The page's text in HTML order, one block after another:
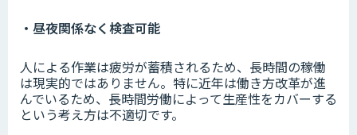
・昼夜関係なく検査可能
人による作業は疲労が蓄積されるため、長時間の稼働
は現実的ではありません。特に近年は働き方改革が進
んでいるため、長時間労働によって生産性をカバーする
という考え方は不適切です。